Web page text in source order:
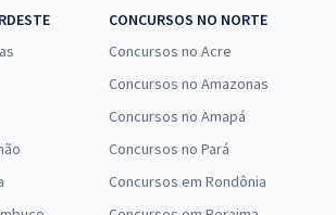
R$ 199,84
à vista
R$16,65
Economize R$ 49,96 (-20%)
Comprar
CONCURSOS NO NORTE
Concursos no Acre
Concursos no Amazonas
Concursos no Amapá
Concursos no Pará
Concursos em Rondônia